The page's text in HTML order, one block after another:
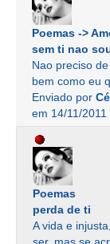
Poemas ->
sem ti nao
Nao preciso
bem como eu
Enviado por
em 14/11/2011
Poemas
perda de ti
A vida e
ser, mas se